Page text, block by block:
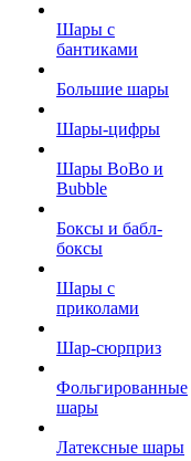
Шары с
бантиками
Большие шары
Шары-цифры
Шары BoBo и
Bubble
Боксы и бабл-
боксы
Шары с
приколами
Шар-сюрприз
Фольгированные
шары
Латексные шары